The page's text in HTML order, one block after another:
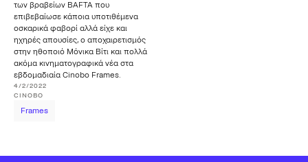
των βραβείων BAFTA που
επιβεβαίωσε κάποια υποτιθέμενα
οσκαρικά φαβορί αλλά είχε και
ηχηρές απουσίες, ο αποχαιρετισμός
στην ηθοποιό Μόνικα Βίτι και πολλά
ακόμα κινηματογραφικά νέα στα
εβδομαδιαία Cinobo Frames.
4/2/2022
CINOBO
Frames